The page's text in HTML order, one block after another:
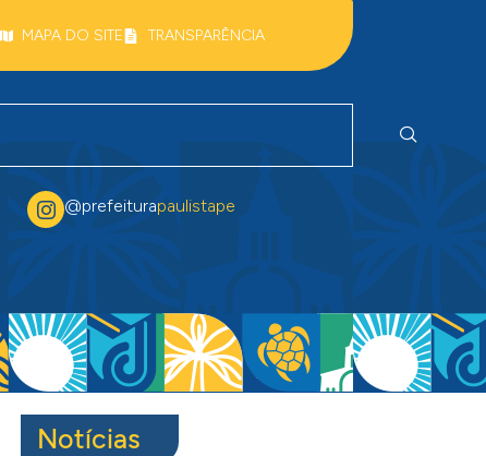
MAPA DO SITE TRANSPARÊNCIA
@prefeiturapaulistape
Notícias